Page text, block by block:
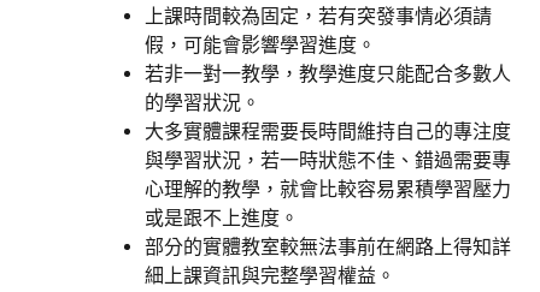
上課時間較為固定，若有突發事情必須請
假，可能會影響學習進度。
若非一對一教學，教學進度只能配合多數人
的學習狀況。
大多實體課程需要長時間維持自己的專注度
與學習狀況，若一時狀態不佳、錯過需要專
心理解的教學，就會比較容易累積學習壓力
或是跟不上進度。
部分的實體教室較無法事前在網路上得知詳
細上課資訊與完整學習權益。